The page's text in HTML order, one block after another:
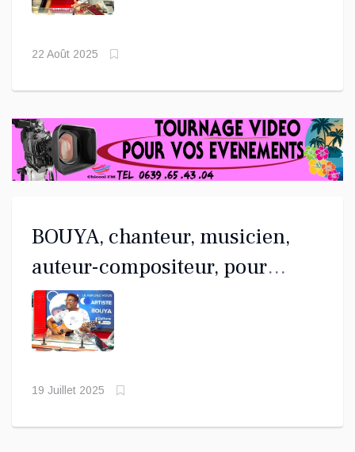
22 Août 2025
BOUYA, chanteur, musicien,
auteur-compositeur, pour
Chiconi
19 Juillet 2025